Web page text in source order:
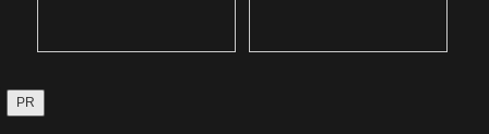
PR